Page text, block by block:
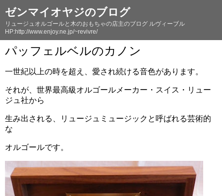
ゼンマイオヤジのブログ
リュージュオルゴールと木のおもちゃの店主のブログ ルヴィーブル
HP:http://www.enjoy.ne.jp/~revivre/
パッフェルベルのカノン
一世紀以上の時を超え、愛され続ける音色があります。
それが、世界最高級オルゴールメーカー・スイス・リュー
ジュ社から
生み出される、リュージュミュージックと呼ばれる芸術的
な
オルゴールです。